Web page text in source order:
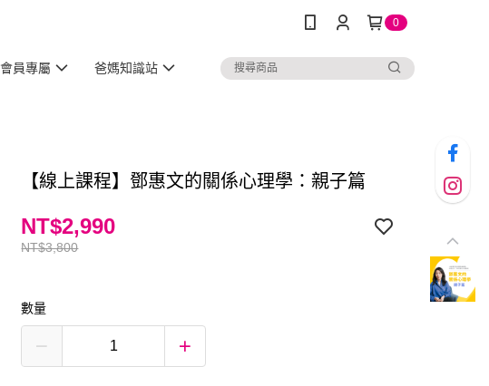
0
會員專屬 爸媽知識站
【線上課程】鄧惠文的關係心理學：親子篇
NT$3,800
NT$2,990
數量